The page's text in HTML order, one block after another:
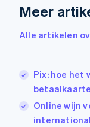
Meer
Alle artikelen
Pix: hoe het
Online wijn
Hongarije
Hongkong
English
English
Italië
ItalianoEnglish